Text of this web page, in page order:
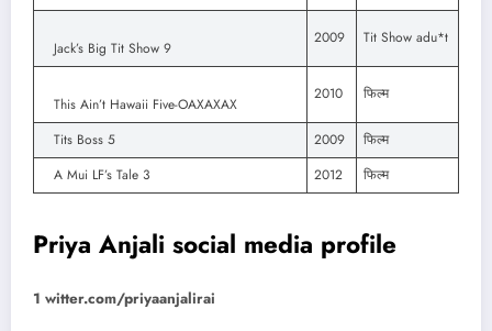
Jack’s Big Tit Show 9
2009 Tit Show adu*t
This Ain’t Hawaii Five-OAXAXAX
2010 फिल्म
Tits Boss 5 2009
फिल्म
A Mui LF’s Tale 3
2012 फिल्म
Priya Anjali social media profile
1 witter.com/priyaanjalirai